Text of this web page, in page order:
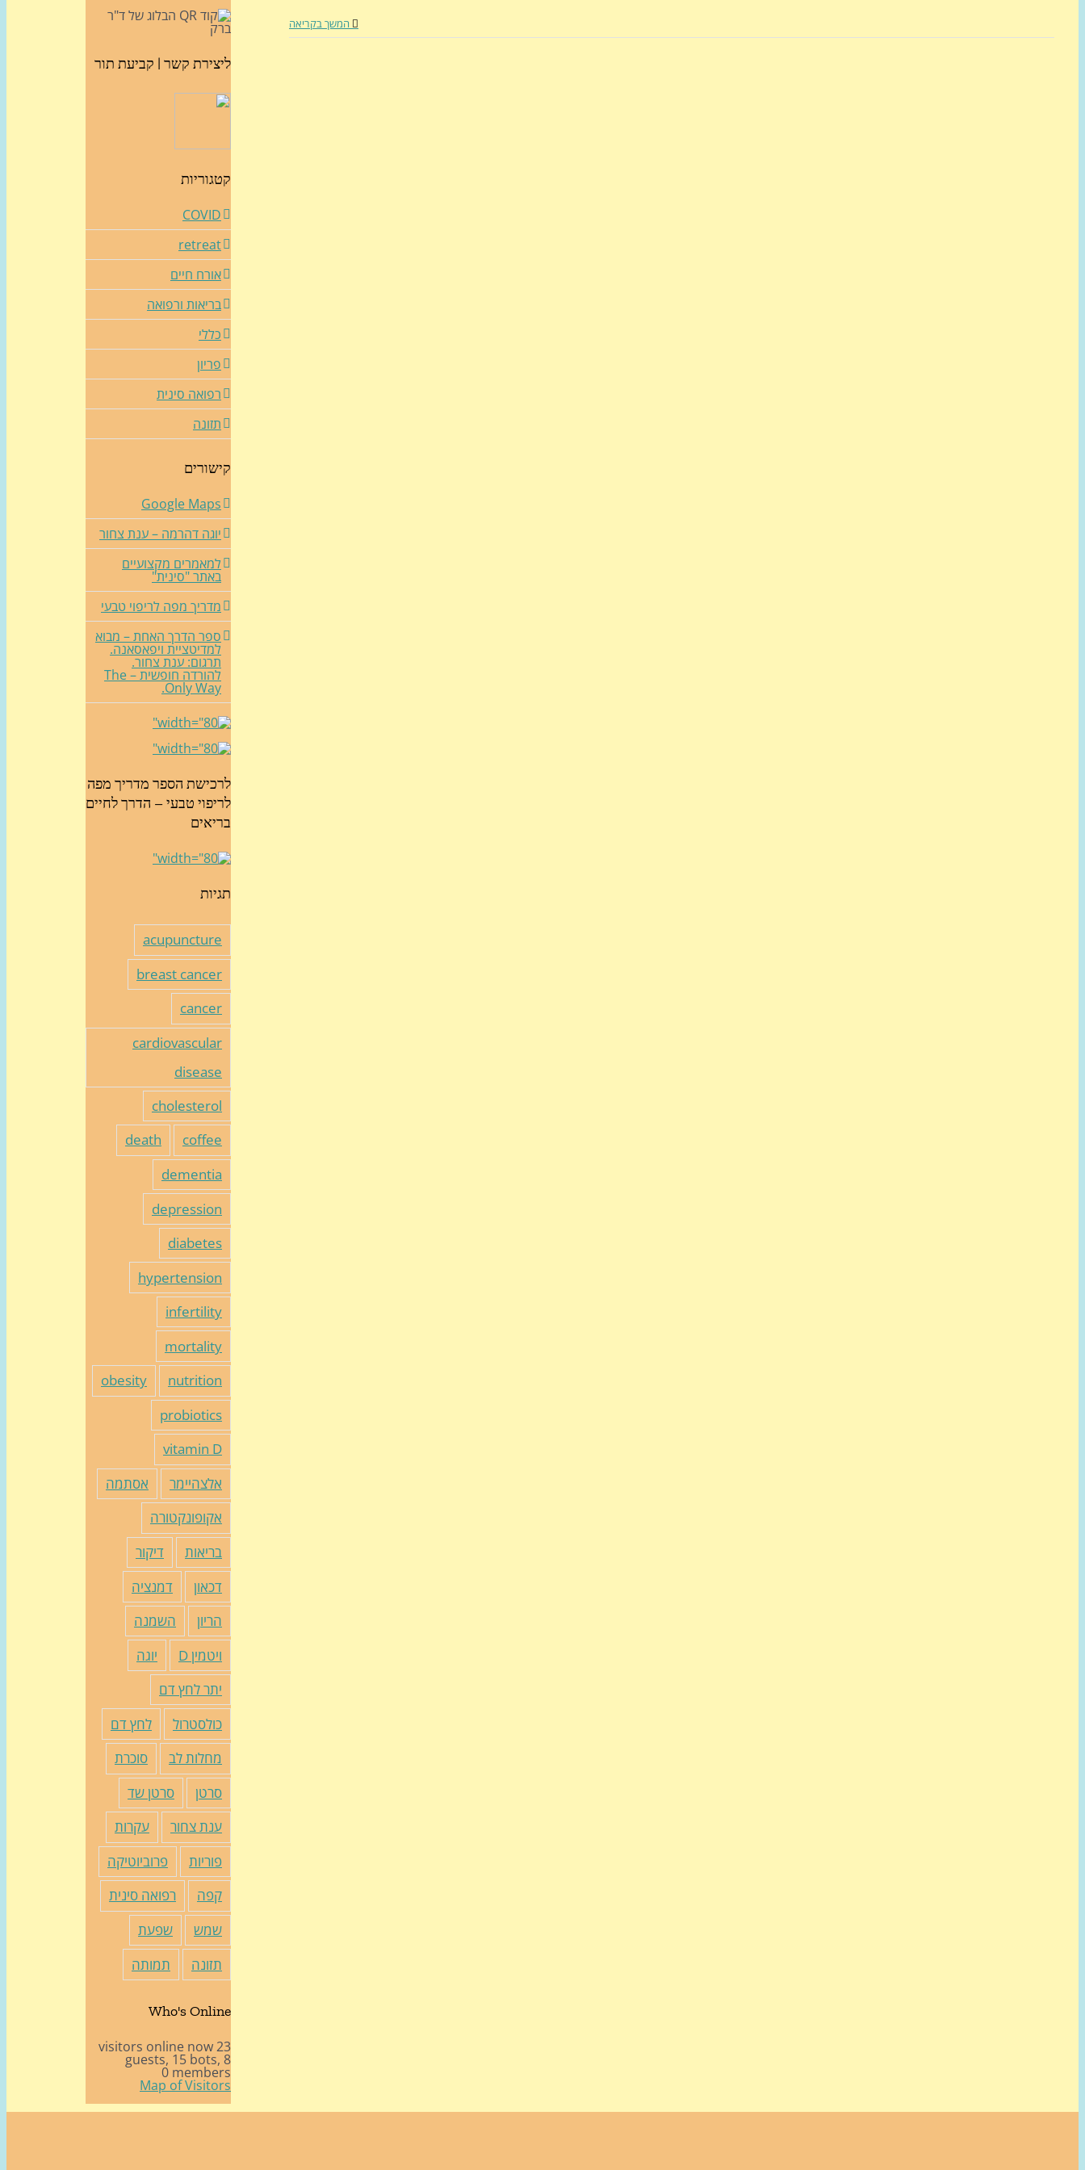
המשך בקריאה
ליצירת קשר | קביעת תור
קטגוריות
COVID
retreat
אורח חיים
בריאות ורפואה
כללי
פריון
רפואה סינית
תזונה
קישורים
Google Maps
יוגה דהרמה – ענת צחור
למאמרים מקצועיים
באתר "סינית"
מדריך מפה לריפוי טבעי
ספר הדרך האחת – מבוא
למדיטציית ויפאסאנה.
תרגום: ענת צחור.
להורדה חופשית – The
Only Way.
לרכישת הספר מדריך מפה
לריפוי טבעי – הדרך לחיים
בריאים
תגיות
acupuncture
breast cancer
cancer
cardiovascular
disease
cholesterol
coffee
death
dementia
depression
diabetes
hypertension
infertility
mortality
nutrition
obesity
probiotics
vitamin D
אלצהיימר
אסתמה
אקופונקטורה
בריאות
דיקור
דכאון
דמנציה
הריון
השמנה
ויטמין D
יוגה
יתר לחץ דם
כולסטרול
לחץ דם
מחלות לב
סוכרת
סרטן
סרטן שד
ענת צחור
עקרות
פוריות
פרוביוטיקה
קפה
רפואה סינית
שמש
שפעת
תזונה
תמותה
Who's Online
23 visitors online now
8 guests,
15 bots,
0 members
Map of Visitors